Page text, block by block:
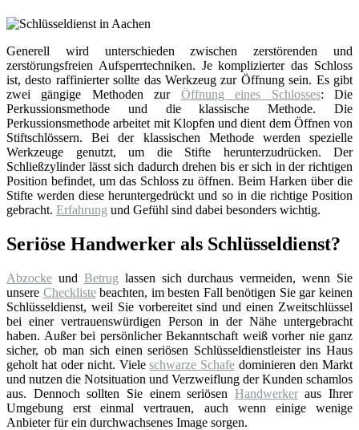
Generell wird unterschieden zwischen zerstörenden und
zerstörungsfreien Aufsperrtechniken. Je komplizierter das Schloss
ist, desto raffinierter sollte das Werkzeug zur Öffnung sein. Es gibt
zwei gängige Methoden zur Öffnung eines Schlosses: Die
Perkussionsmethode und die klassische Methode. Die
Perkussionsmethode arbeitet mit Klopfen und dient dem Öffnen von
Stiftschlössern. Bei der klassischen Methode werden spezielle
Werkzeuge genutzt, um die Stifte herunterzudrücken. Der
Schließzylinder lässt sich dadurch drehen bis er sich in der richtigen
Position befindet, um das Schloss zu öffnen. Beim Harken über die
Stifte werden diese heruntergedrückt und so in die richtige Position
gebracht. Erfahrung und Gefühl sind dabei besonders wichtig.
Seriöse Handwerker als Schlüsseldienst?
Abzocke und Betrug lassen sich durchaus vermeiden, wenn Sie
unsere Checklistebeachten, im besten Fall benötigen Sie gar keinen
Schlüsseldienst, weil Sie vorbereitet sind und einen Zweitschlüssel
bei einer vertrauenswürdigen Person in der Nähe untergebracht
haben. Außer bei persönlicher Bekanntschaft weiß vorher nie ganz
sicher, ob man sich einen seriösen Schlüsseldienstleister ins Haus
geholt hat oder nicht. Vieleschwarze Schafe dominieren den Markt
und nutzen die Notsituation und Verzweiflung der Kunden schamlos
aus. Dennoch sollten Sie einem seriösen Handwerkeraus Ihrer
Umgebung erst einmal vertrauen, auch wenn einige wenige
Anbieter für ein durchwachsenes Image sorgen.